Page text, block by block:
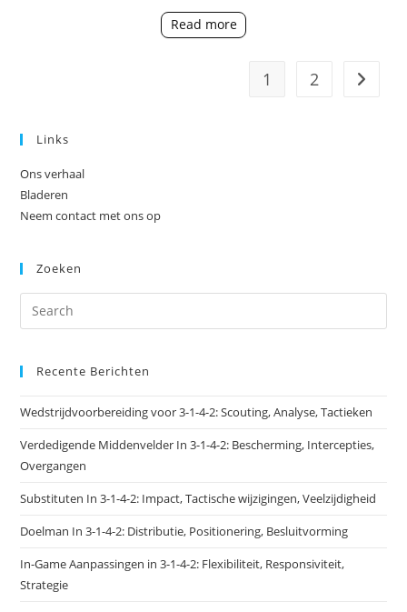
Piece
Strategieën,
Hoekschoppen,
Read more
1 2 Go to
Links
Ons verhaal
Bladeren
Neem contact met ons op
Zoeken
Recente Berichten
Wedstrijdvoorbereiding voor 3-1-4-2: Scouting, Analyse, Tactieken
Verdedigende Middenvelder In 3-1-4-2: Bescherming, Intercepties,
Overgangen
Substituten In 3-1-4-2: Impact, Tactische wijzigingen, Veelzijdigheid
Doelman In 3-1-4-2: Distributie, Positionering, Besluitvorming
In-Game Aanpassingen in 3-1-4-2: Flexibiliteit, Responsiviteit,
Strategie